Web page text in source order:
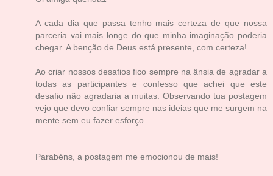
A cada dia que passa tenho mais certeza de que nossa
parceria vai mais longe do que minha imaginação poderia
chegar. A benção de Deus está presente, com certeza!
Ao criar nossos desafios fico sempre na ânsia de agradar a
todas as participantes e confesso que achei que este
desafio não agradaria a muitas. Observando tua postagem
vejo que devo confiar sempre nas ideias que me surgem na
mente sem eu fazer esforço.
Parabéns, a postagem me emocionou de mais!